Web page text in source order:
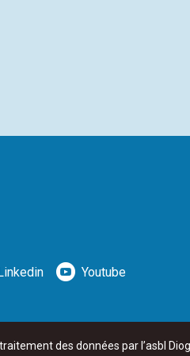
des données par l’asbl
Youtube